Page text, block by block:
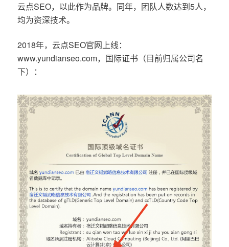
云点SEO，以此作为品牌。同年，团队人数达到5人，
均为资深技术。
2018年，云点SEO官网上线：
www.yundianseo.com，国际证书（目前归属公司名
下）：